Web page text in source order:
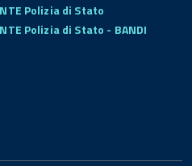
Polizia di Stato
Polizia di Stato - BANDI